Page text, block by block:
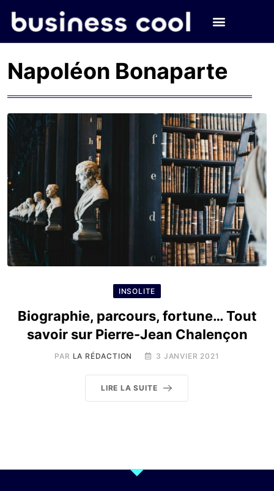
Napoléon Bonaparte
INSOLITE
Biographie, parcours, fortune… Tout
savoir sur Pierre-Jean Chalençon
PAR LA RÉDACTION 3 JANVIER 2021
LIRE LA SUITE